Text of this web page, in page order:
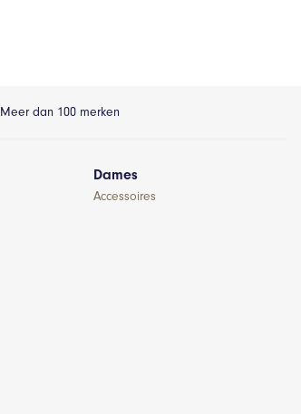
Meer dan 100 merken
Dames
Accessoires